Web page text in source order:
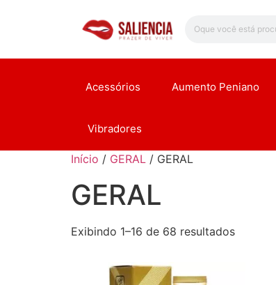
Acessórios Aumento Peniano
Vibradores
Início / GERAL / GERAL
GERAL
Exibindo 1–16 de 68 resultados